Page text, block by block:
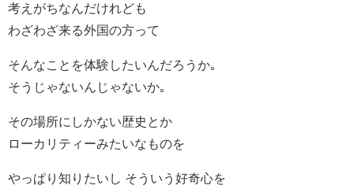
考えがちなんだけれども
わざわざ来る外国の方って
そんなことを体験したいんだろうか｡
そうじゃないんじゃないか｡
その場所にしかない歴史とか
ローカリティーみたいなものを
やっぱり知りたいし そういう好奇心を